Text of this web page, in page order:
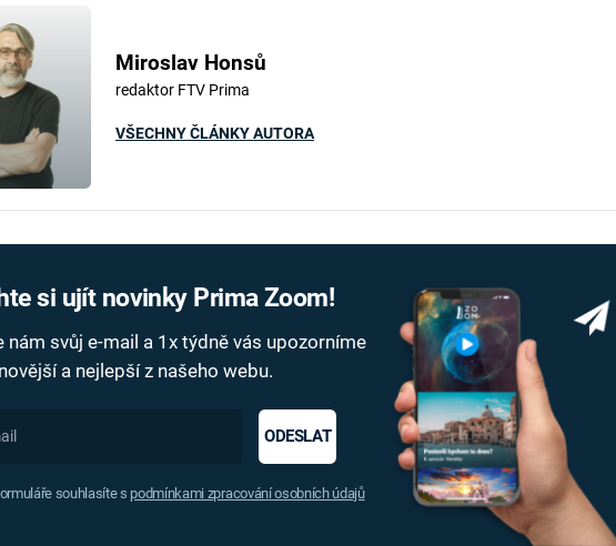
Miroslav Honsů
redaktor FTV Prima
VŠECHNY ČLÁNKY AUTORA
si ujít novinky Prima Zoom!
nám svůj e-mail a 1x týdně vás upozorníme
a nejlepší z našeho webu.
ODESLAT
souhlasíte s podmínkami zpracování osobních údajů